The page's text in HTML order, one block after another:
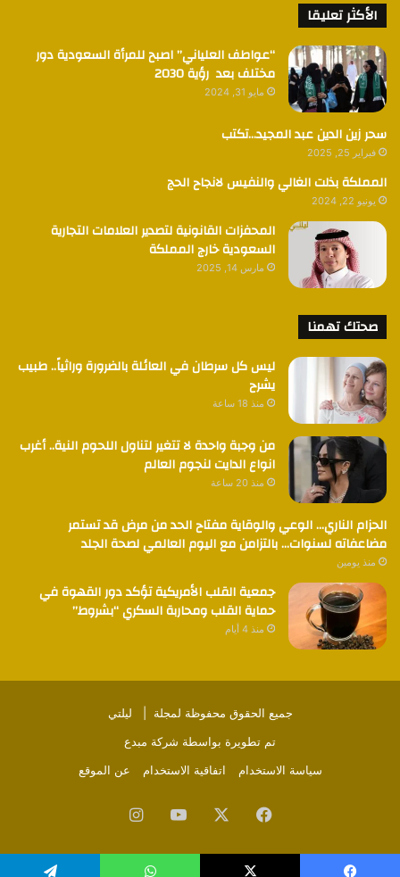
الأكثر تعليقا
“عواطف العلياني” اصبح للمرأة السعودية دور
مختلف بعد رؤية 2030
مايو 31, 2024
سحر زين الدين عبد المجيد…تكتب
فبراير 25, 2025
المملكة بذلت الغالي والنفيس لانجاح الحج
يونيو 22, 2024
المحفزات القانونية لتصدير العلامات التجارية
السعودية خارج المملكة
مارس 14, 2025
صحتك تهمنا
ليس كل سرطان في العائلة بالضرورة وراثياً.. طبيب
يشرح
منذ 18 ساعة
من وجبة واحدة لا تتغير لتناول اللحوم النية.. أغرب
انواع الدايت لنجوم العالم
منذ 20 ساعة
الحزام الناري… الوعي والوقاية مفتاح الحد من مرض قد تستمر
مضاعفاته لسنوات… بالتزامن مع اليوم العالمي لصحة الجلد
منذ يومين
جمعية القلب الأمريكية تؤكد دور القهوة في
حماية القلب ومحاربة السكري “بشروط”
منذ 4 أيام
جميع الحقوق محفوظة لمجلة | ليلتي
تم تطويرة بواسطة شركة مبدع
سياسة الاستخدام
اتفاقية الاستخدام عن الموقع
فيسبوك ‫YouTubeانستقرام